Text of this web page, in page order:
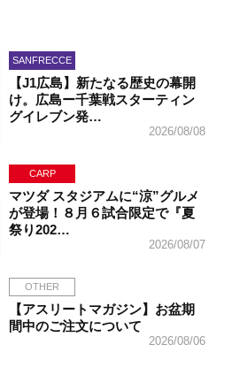
SANFRECCE
【J1広島】新たなる歴史の幕開
け。広島ー千葉戦スターティン
グイレブン発…
2026/08/08
CARP
マツダ スタジアムに“涼”グルメ
が登場！８月６試合限定で『夏
祭り202…
2026/08/07
OTHER
【アスリートマガジン】お盆期
間中のご注文について
2026/08/06